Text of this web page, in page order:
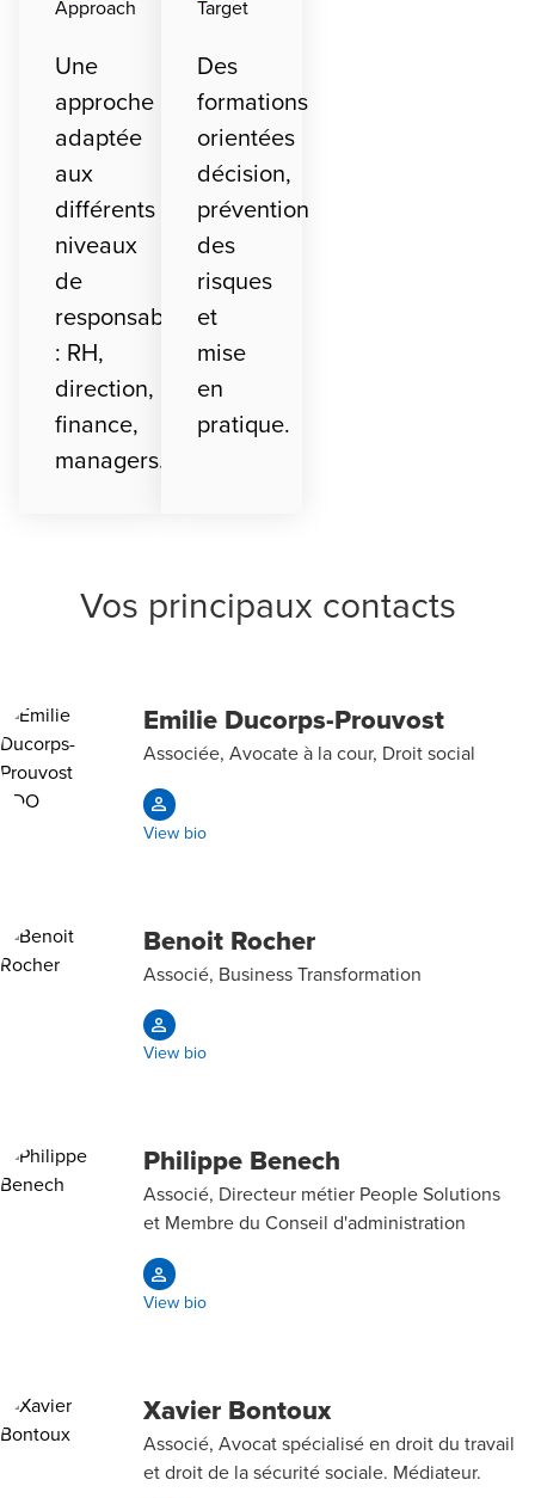
Une
approche
adaptée
aux
différents
niveaux
de
responsabilité
: RH,
direction,
finance,
managers.
Des
formations
orientées
décision,
prévention
des
risques
et
mise
en
pratique.
Vos principaux contacts
Emilie Ducorps-Prouvost
Associée, Avocate à la cour, Droit social
View bio
Benoit Rocher
Associé, Business Transformation
View bio
Philippe Benech
Associé, Directeur métier People Solutions
et Membre du Conseil d'administration
View bio
Xavier Bontoux
Associé, Avocat spécialisé en droit du travail
et droit de la sécurité sociale. Médiateur.